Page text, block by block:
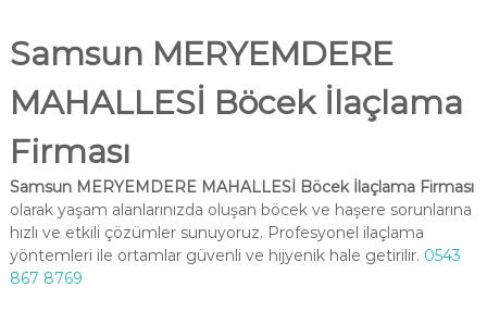
Samsun MERYEMDERE
MAHALLESİ Böcek İlaçlama
Firması
Samsun MERYEMDERE MAHALLESİ Böcek İlaçlama Firması
olarak yaşam alanlarınızda oluşan böcek ve haşere sorunlarına
hızlı ve etkili çözümler sunuyoruz. Profesyonel ilaçlama
yöntemleri ile ortamlar güvenli ve hijyenik hale getirilir. 0543
867 8769